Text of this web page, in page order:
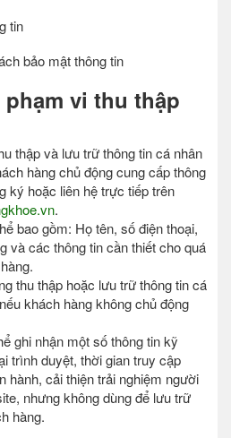
tin
vi thu thập
thập và lưu trữ thông tin cá nhân
hàng chủ động cung cấp thông
ký hoặc liên hệ trực tiếp trên
.
bao gồm: Họ tên, số điện thoại,
và các thông tin cần thiết cho quá
thu thập hoặc lưu trữ thông tin cá
khách hàng không chủ động
ghi nhận một số thông tin kỹ
trình duyệt, thời gian truy cập
hành, cải thiện trải nghiệm người
nhưng không dùng để lưu trữ
hàng.